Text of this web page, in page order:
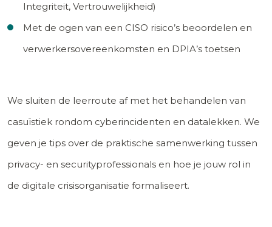
Integriteit, Vertrouwelijkheid)
Met de ogen van een CISO risico’s beoordelen en
verwerkersovereenkomsten en DPIA’s toetsen
We sluiten de leerroute af met het behandelen van
casuïstiek rondom cyberincidenten en datalekken. We
geven je tips over de praktische samenwerking tussen
privacy- en securityprofessionals en hoe je jouw rol in
de digitale crisisorganisatie formaliseert.